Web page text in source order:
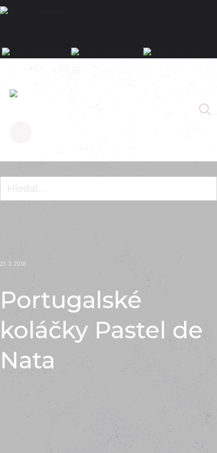
27. 3. 2016
Portugalské
koláčky Pastel de
Nata